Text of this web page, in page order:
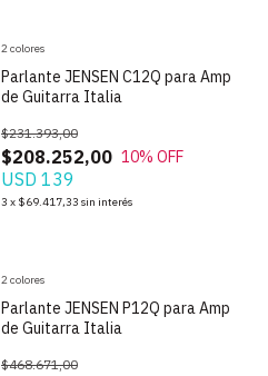
Parlante JENSEN C12Q para Amp
de Guitarra Italia
$208.252,00
$231.393,00
10% OFF
USD 139
3 x $69.417,33 sin interés
2 colores
Parlante JENSEN P12Q para Amp
de Guitarra Italia
$468.671,00
2 colores